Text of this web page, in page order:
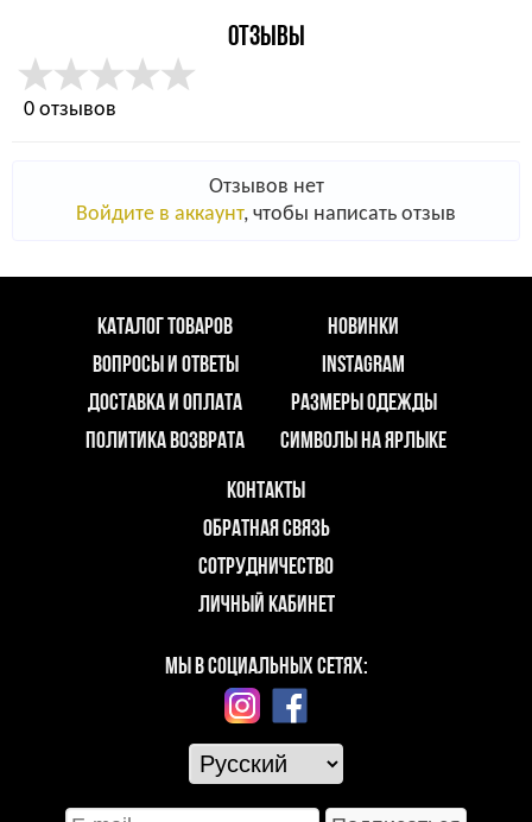
ОТЗЫВЫ
0 отзывов
Отзывов нет
Войдите в аккаунт, чтобы написать отзыв
КАТАЛОГ ТОВАРОВ
ВОПРОСЫ И ОТВЕТЫ
ДОСТАВКА И ОПЛАТА
ПОЛИТИКА ВОЗВРАТА
НОВИНКИ
INSTAGRAM
РАЗМЕРЫ ОДЕЖДЫ
СИМВОЛЫ НА ЯРЛЫКЕ
КОНТАКТЫ
ОБРАТНАЯ СВЯЗЬ
СОТРУДНИЧЕСТВО
ЛИЧНЫЙ КАБИНЕТ
МЫ В СОЦИАЛЬНЫХ СЕТЯХ: